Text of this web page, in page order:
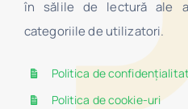
în sălile de lectură ale
categoriile de utilizatori.
Politica de
Politica de cookie-uri